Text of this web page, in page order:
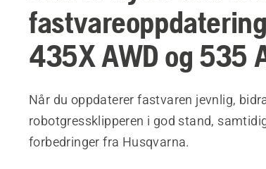
435X AWD og 535
Når du oppdaterer fastvaren jevnlig,
robotgressklipperen i god stand,
forbedringer fra Husqvarna.